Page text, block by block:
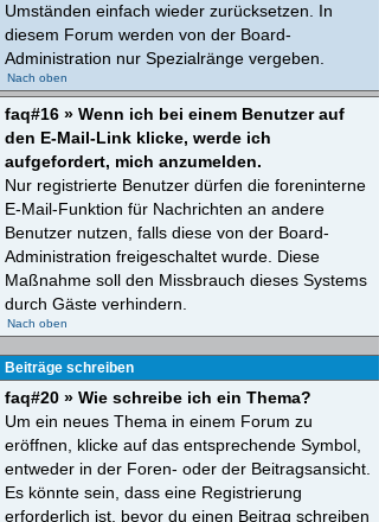
Umständen einfach wieder zurücksetzen. In
diesem Forum werden von der Board-
Administration nur Spezialränge vergeben.
Nach oben
faq#16 » Wenn ich bei einem Benutzer auf
den E-Mail-Link klicke, werde ich
aufgefordert, mich anzumelden.
Nur registrierte Benutzer dürfen die foreninterne
E-Mail-Funktion für Nachrichten an andere
Benutzer nutzen, falls diese von der Board-
Administration freigeschaltet wurde. Diese
Maßnahme soll den Missbrauch dieses Systems
durch Gäste verhindern.
Nach oben
Beiträge schreiben
faq#20 » Wie schreibe ich ein Thema?
Um ein neues Thema in einem Forum zu
eröffnen, klicke auf das entsprechende Symbol,
entweder in der Foren- oder der Beitragsansicht.
Es könnte sein, dass eine Registrierung
erforderlich ist, bevor du einen Beitrag schreiben